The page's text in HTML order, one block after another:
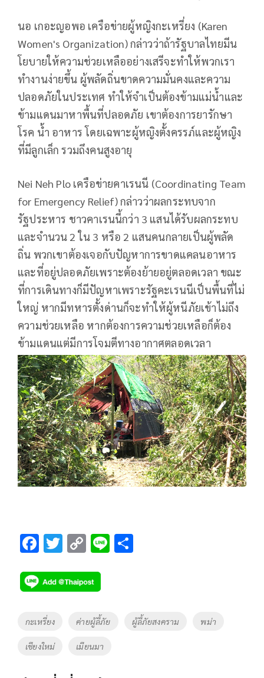
นอ เกอะญอพอ เครือข่ายผู้หญิงกะเหรี่ยง (Karen
Women's Organization) กล่าวว่าถ้ารัฐบาลไทยมีน
โยบายให้ความช่วยเหลืออย่างเสรีจะทำให้พวกเรา
ทำงานง่ายขึ้น ผู้พลัดถิ่นขาดความมั่นคงและความ
ปลอดภัยในประเทศ ทำให้จำเป็นต้องข้ามแม่น้ำและ
ข้ามแดนมาหาพื้นที่ปลอดภัย เขาต้องการยารักษา
โรค น้ำ อาหาร โดยเฉพาะผู้หญิงตั้งครรภ์และผู้หญิง
ที่มีลูกเล็ก รวมถึงคนสูงอายุ
Nei Neh Plo เครือข่ายคาเรนนี (Coordinating Team
for Emergency Relief) กล่าวว่าผลกระทบจาก
รัฐประหาร ชาวคาเรนนี้กว่า 3 แสนได้รับผลกระทบ
และจำนวน 2 ใน 3 หรือ 2 แสนคนกลายเป็นผู้พลัด
ถิ่น พวกเขาต้องเจอกับปัญหาการขาดแคลนอาหาร
และที่อยู่ปลอดภัยเพราะต้องย้ายอยู่ตลอดเวลา ขณะ
ที่การเดินทางก็มีปัญหาเพราะรัฐคะเรนนีเป็นพื้นที่ไม่
ใหญ่ หากมีทหารตั้งด่านก็จะทำให้ผู้หนีภัยเข้าไม่ถึง
ความช่วยเหลือ หากต้องการความช่วยเหลือก็ต้อง
ข้ามแดนแต่มีการโจมตีทางอากาศตลอดเวลา
F
e
b
o
o
k
T
tt
er
C
p
y
Li
k
Li
Tags
กะเหรี่ยง ค่ายผู้ลี้ภัย ผู้ลี้ภัยสงคราม พม่า
เชียงใหม่ เมียนมา